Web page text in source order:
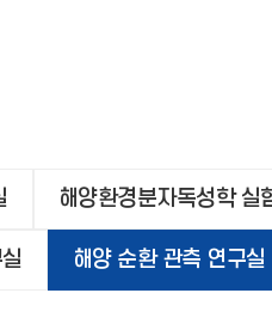
해양환경분자독성학 실
해양 순환 관측 연구실